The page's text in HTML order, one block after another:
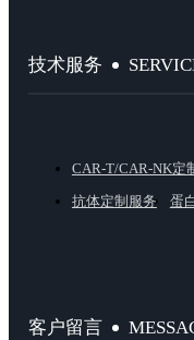
技术服务
CAR-T/CAR-NK定
抗体定制服务
蛋
客户留言